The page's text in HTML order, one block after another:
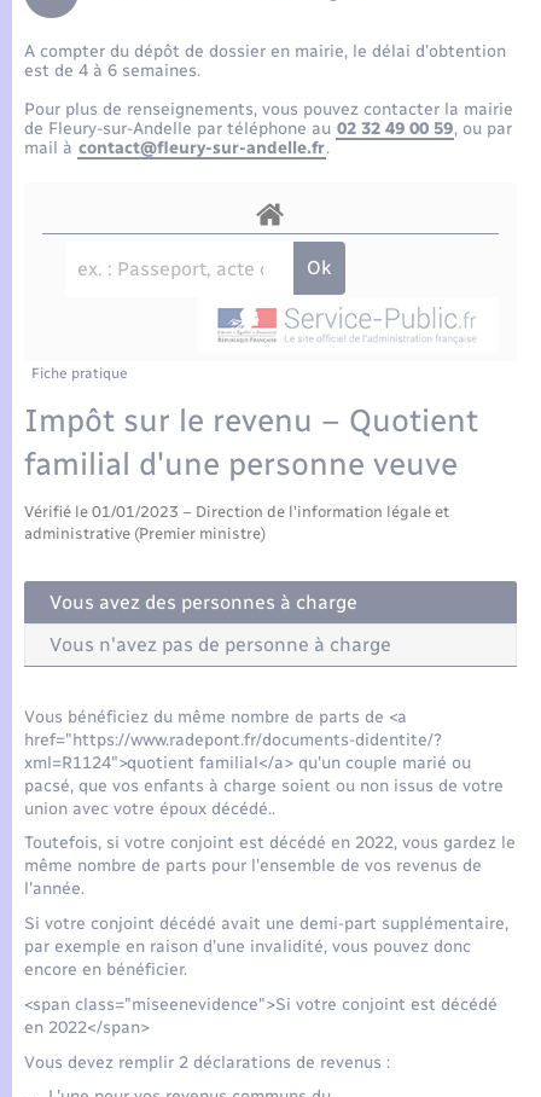
Compétences
Plan interactif
Publications
La Communauté de communes
Etat-civil - Papiers - Citoyenneté
Mariage – PACS
Parrainage civil
Logement - Urbanisme
Nouvel habitant
Organisation d’événement
Sécurité - Prévention
Transports
Transports scolaires
Travaux - Autorisation d’occupation de l’espace
public
A compter du dépôt de dossier en mairie, le délai d’obtention
est de 4 à 6 semaines.
Pour plus de renseignements, vous pouvez contacter la mairie
de Fleury-sur-Andelle par téléphone au 02 32 49 00 59, ou par
mail à contact@fleury-sur-andelle.fr.
Fiche pratique
Impôt sur le revenu – Quotient
familial d'une personne veuve
Vérifié le 01/01/2023 – Direction de l'information légale et
administrative (Premier ministre)
Vous avez des personnes à charge
Vous n'avez pas de personne à charge
Vous bénéficiez du même nombre de parts de <a
href="https://www.radepont.fr/documents-didentite/?
xml=R1124">quotient familial</a> qu'un couple marié ou
pacsé, que vos enfants à charge soient ou non issus de votre
union avec votre époux décédé..
Toutefois, si votre conjoint est décédé en 2022, vous gardez le
même nombre de parts pour l'ensemble de vos revenus de
l'année.
Si votre conjoint décédé avait une demi-part supplémentaire,
par exemple en raison d’une invalidité, vous pouvez donc
encore en bénéficier.
<span class="miseenevidence">Si votre conjoint est décédé
en 2022</span>
Vous devez remplir 2 déclarations de revenus :